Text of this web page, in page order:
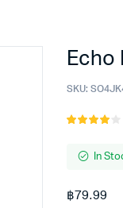
Echo
SKU:
of 5
customer
In
฿79.99